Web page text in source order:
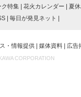
ク特集 花火カレンダー 夏
毎日が発見ネット
・情報提供 媒体資料 広告
CORPORATION